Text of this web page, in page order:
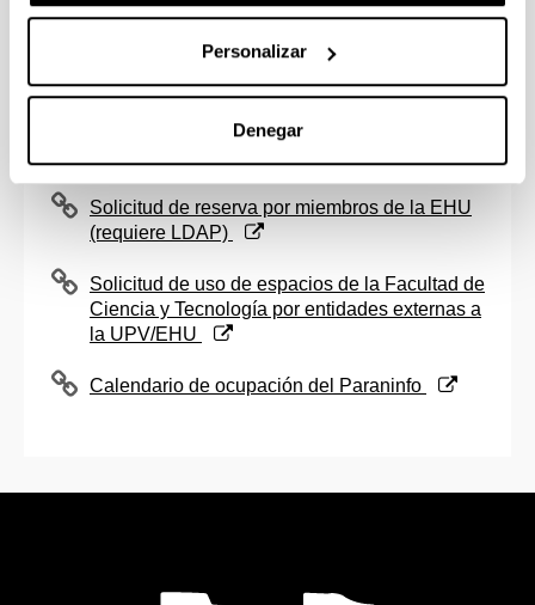
Personalizar
Denegar
lazos de inducción magnética
para garantizar el acceso a la información de
audífonos y/o con implante coclear.
(Abre una nueva ventana)
Solicitud de reserva por miembros de la EHU
(requiere LDAP)
(Abre una nueva ventana)
Solicitud de uso de espacios de la Facultad de
Ciencia y Tecnología por entidades externas a
la UPV/EHU
(Abre una nueva ventana)
Calendario de ocupación del Paraninfo